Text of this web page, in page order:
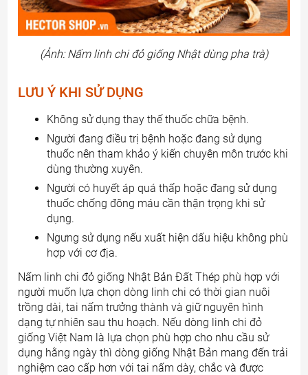
(Ảnh: Nấm linh chi đỏ giống Nhật dùng pha trà)
LƯU Ý KHI SỬ DỤNG
Không sử dụng thay thế thuốc chữa bệnh.
Người đang điều trị bệnh hoặc đang sử dụng
thuốc nên tham khảo ý kiến chuyên môn trước khi
dùng thường xuyên.
Người có huyết áp quá thấp hoặc đang sử dụng
thuốc chống đông máu cần thận trọng khi sử
dụng.
Ngưng sử dụng nếu xuất hiện dấu hiệu không phù
hợp với cơ địa.
Nấm linh chi đỏ giống Nhật Bản Đất Thép phù hợp với
người muốn lựa chọn dòng linh chi có thời gian nuôi
trồng dài, tai nấm trưởng thành và giữ nguyên hình
dạng tự nhiên sau thu hoạch. Nếu dòng linh chi đỏ
giống Việt Nam là lựa chọn phù hợp cho nhu cầu sử
dụng hằng ngày thì dòng giống Nhật Bản mang đến trải
nghiệm cao cấp hơn với tai nấm dày, chắc và được